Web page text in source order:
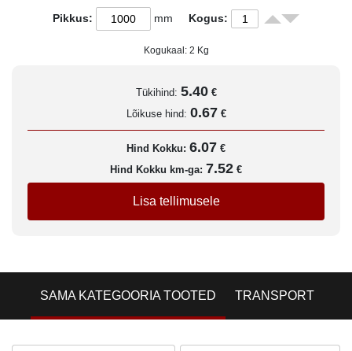
Pikkus: mm Kogus:
Kogukaal: 2 Kg
Tükihind: 5.40 €
Lõikuse hind: 0.67 €
Hind Kokku: 6.07 €
Hind Kokku km-ga: 7.52 €
Lisa tellimusele
SAMA KATEGOORIA TOOTED TRANSPORT